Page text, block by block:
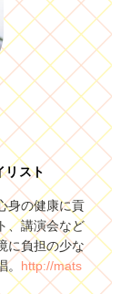
リスト
身の健康に貢
、講演会など
に負担の少な
http://mats